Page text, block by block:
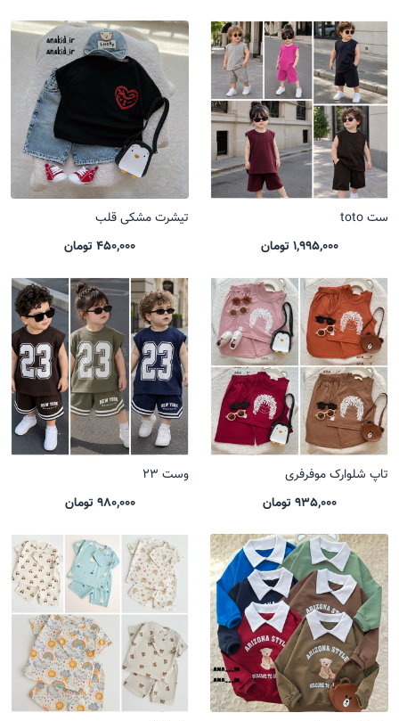
ست toto
1,995,000 تومان
تیشرت مشکی قلب
450,000 تومان
تاپ شلوارک موفرفری
935,000 تومان
وست 23
980,000 تومان